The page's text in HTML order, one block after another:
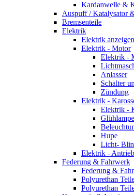
Kardanwelle &
Auspuff / Katalysator
Bremsenteile
Elektrik
Elektrik anzeigen
Elektrik - Motor
Elektrik -
Anlasser
Schalter
Zündung
Elektrik -
Elektrik -
Hupe
Licht-
Elektrik -
Federung & Fahrwerk
Federung &
Polyurethan
Polyurethan